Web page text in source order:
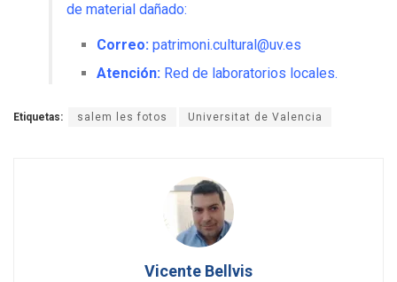
de material dañado:
Correo: patrimoni.cultural@uv.es
Atención: Red de laboratorios locales.
Etiquetas: salem les fotos Universitat de Valencia
Vicente Bellvis